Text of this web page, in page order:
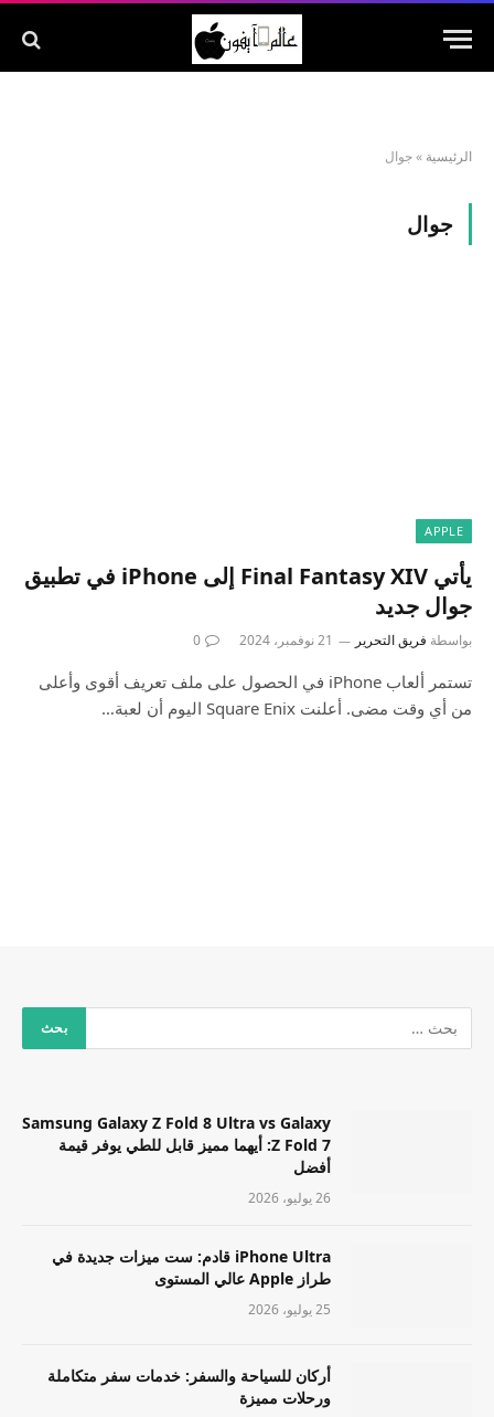
الرئيسية »جوال
جوال
APPLE
يأتي Final Fantasy XIV إلى iPhone في تطبيق
جوال جديد
بواسطة فريق التحرير 21 نوفمبر، 2024 0
تستمر ألعاب iPhone في الحصول على ملف تعريف أقوى وأعلى
من أي وقت مضى. أعلنت Square Enix اليوم أن لعبة…
Samsung Galaxy Z Fold 8 Ultra vs Galaxy
Z Fold 7: أيهما مميز قابل للطي يوفر قيمة
أفضل
26 يوليو، 2026
iPhone Ultra قادم: ست ميزات جديدة في
طراز Apple عالي المستوى
25 يوليو، 2026
أركان للسياحة والسفر: خدمات سفر متكاملة
ورحلات مميزة